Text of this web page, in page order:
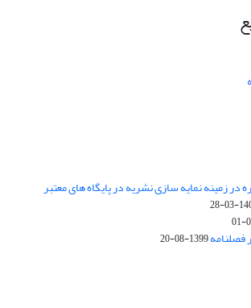
در زمینه نمایه سازی نشریه در پایگاه های معتبر
فصلنامه1399-08-20